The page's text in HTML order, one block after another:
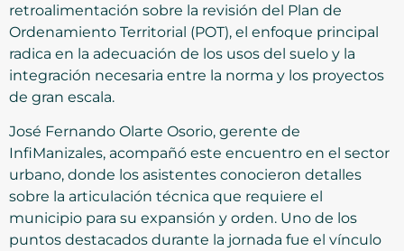
retroalimentación sobre la revisión del Plan de
Ordenamiento Territorial (POT), el enfoque principal
radica en la adecuación de los usos del suelo y la
integración necesaria entre la norma y los proyectos
de gran escala.
José Fernando Olarte Osorio, gerente de
InfiManizales, acompañó este encuentro en el sector
urbano, donde los asistentes conocieron detalles
sobre la articulación técnica que requiere el
municipio para su expansión y orden. Uno de los
puntos destacados durante la jornada fue el vínculo